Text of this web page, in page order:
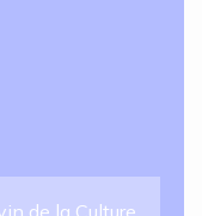
de la Culture